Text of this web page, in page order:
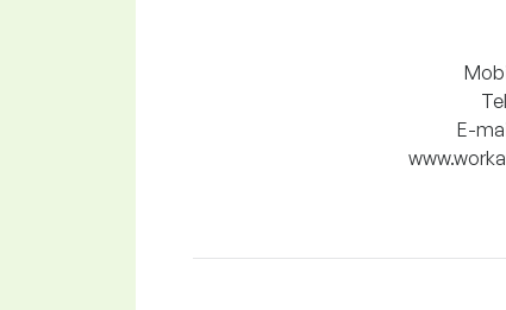
E-